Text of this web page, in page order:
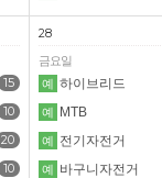
15
10
20
10
28
금요일
예 하이브리드
예
MTB
예 전기자전거
예 바구니자전거